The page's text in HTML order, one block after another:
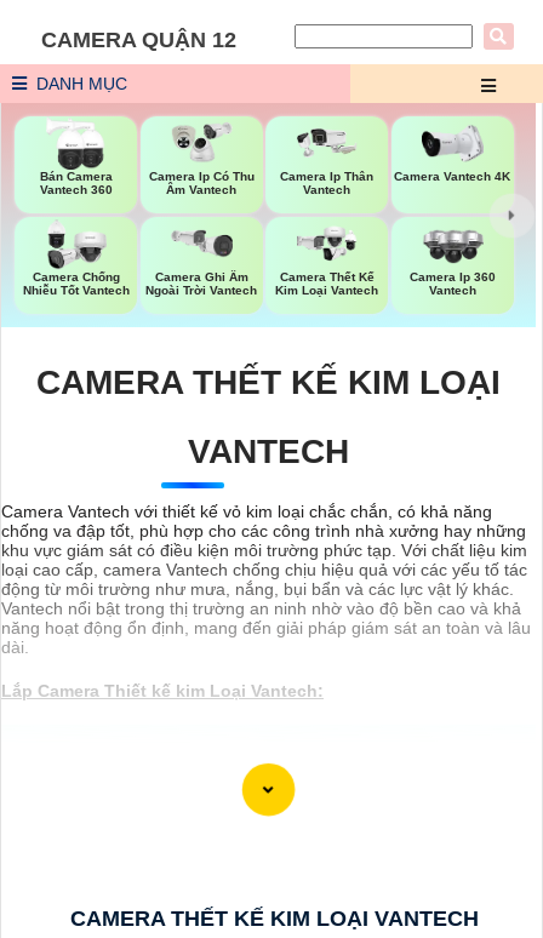
CAMERA QUẬN 12
DANH MỤC
Bán Camera
Vantech 360
Camera Ip Có Thu
Âm Vantech
Camera Ip Thân
Vantech
Camera Vantech 4K
Camera Chống
Nhiễu Tốt Vantech
Camera Ghi Âm
Ngoài Trời Vantech
Camera Thết Kế
Kim Loại Vantech
Camera Ip 360
Vantech
CAMERA THẾT KẾ KIM LOẠI
VANTECH
Camera Vantech với thiết kế vỏ kim loại chắc chắn, có khả năng
chống va đập tốt, phù hợp cho các công trình nhà xưởng hay những
khu vực giám sát có điều kiện môi trường phức tạp. Với chất liệu kim
loại cao cấp, camera Vantech chống chịu hiệu quả với các yếu tố tác
động từ môi trường như mưa, nắng, bụi bẩn và các lực vật lý khác.
Vantech nổi bật trong thị trường an ninh nhờ vào độ bền cao và khả
năng hoạt động ổn định, mang đến giải pháp giám sát an toàn và lâu
dài.
Lắp Camera Thiết kế kim Loại Vantech:
2,600,000 ₫
Camera VP-M5264IP Thiêt Kế Dome Nhỏ Gọn
CAMERA THẾT KẾ KIM LOẠI VANTECH